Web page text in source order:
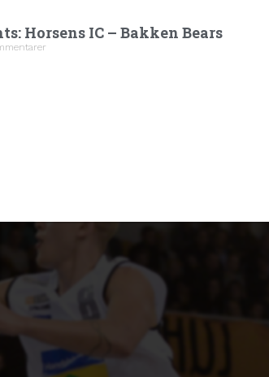
Horsens IC – Bakken Bears